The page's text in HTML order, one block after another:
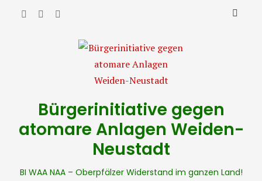
Bürgerinitiative gegen
atomare Anlagen Weiden-
Neustadt
BI WAA NAA – Oberpfälzer Widerstand im ganzen Land!